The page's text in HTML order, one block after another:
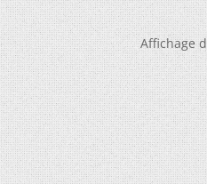
Affichage